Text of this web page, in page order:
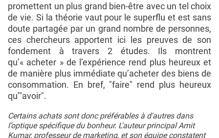
promettent un plus grand bien-être avec un tel choix
de vie. Si la théorie vaut pour le superflu et est sans
doute partagée par un grand nombre de personnes,
ces chercheurs apportent ici les preuves de son
fondement à travers 2 études. Ils montrent
qu’« acheter » de l’expérience rend plus heureux et
de manière plus immédiate qu’acheter des biens de
consommation. En bref, "faire" rend plus heureux
qu’"avoir".
Certains achats sont donc préférables à d'autres dans
l’optique spécifique du bonheur. L'auteur principal Amit
Kumar, professeur de marketing, et son équipe constatent